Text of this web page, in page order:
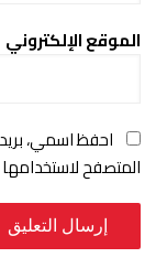
الموقع الإلكتروني
احفظ اسمي،
المتصفح